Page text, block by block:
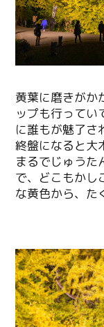
黄葉に磨きがか
ップも行ってい
に誰もが魅了さ
終盤になると大
まるでじゅうた
で、どこもかし
な黄色から、た